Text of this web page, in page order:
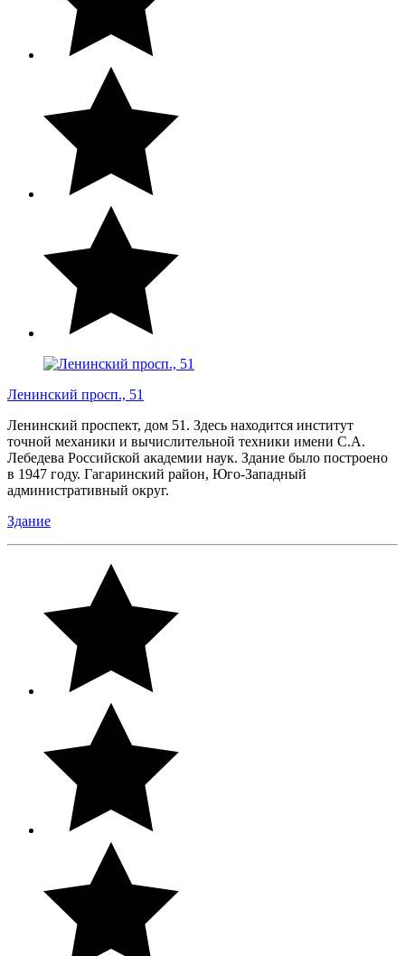
Ленинский просп., 51
Ленинский проспект, дом 51. Здесь находится институт
точной механики и вычислительной техники имени С.А.
Лебедева Российской академии наук. Здание было построено
в 1947 году. Гагаринский район, Юго-Западный
административный округ.
Здание